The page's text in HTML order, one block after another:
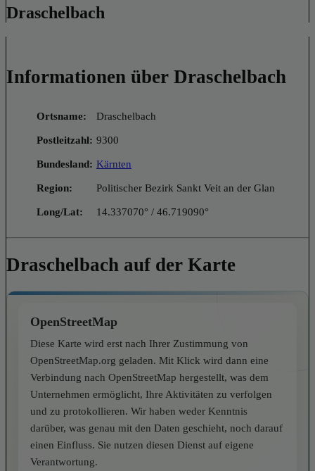
Draschelbach
Informationen über Draschelbach
Ortsname: Draschelbach
Postleitzahl: 9300
Bundesland: Kärnten
Region: Politischer Bezirk Sankt Veit an der Glan
Long/Lat: 14.337070° / 46.719090°
Draschelbach auf der Karte
OpenStreetMap
Diese Karte wird erst nach Ihrer Zustimmung von
OpenStreetMap.org geladen. Mit Klick wird dann eine
Verbindung nach OpenStreetMap hergestellt, was dem
Unternehmen ermöglicht, Ihre Aktivitäten zu verfolgen
und zu protokollieren. Wir haben weder Kenntnis
darüber, was genau mit den Daten geschieht, noch darauf
einen Einfluss. Sie nutzen diesen Dienst auf eigene
Verantwortung.